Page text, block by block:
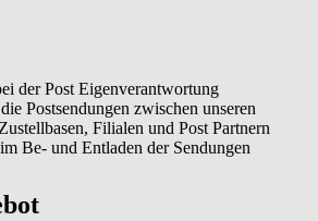
der Post Eigenverantwortung
Postsendungen zwischen unseren
Filialen und Post Partnern
Be- und Entladen der Sendungen